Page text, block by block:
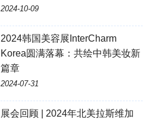
2024-10-09
2024韩国美容展InterCharm
Korea圆满落幕：共绘中韩美妆新
篇章
2024-07-31
展会回顾 | 2024年北美拉斯维加